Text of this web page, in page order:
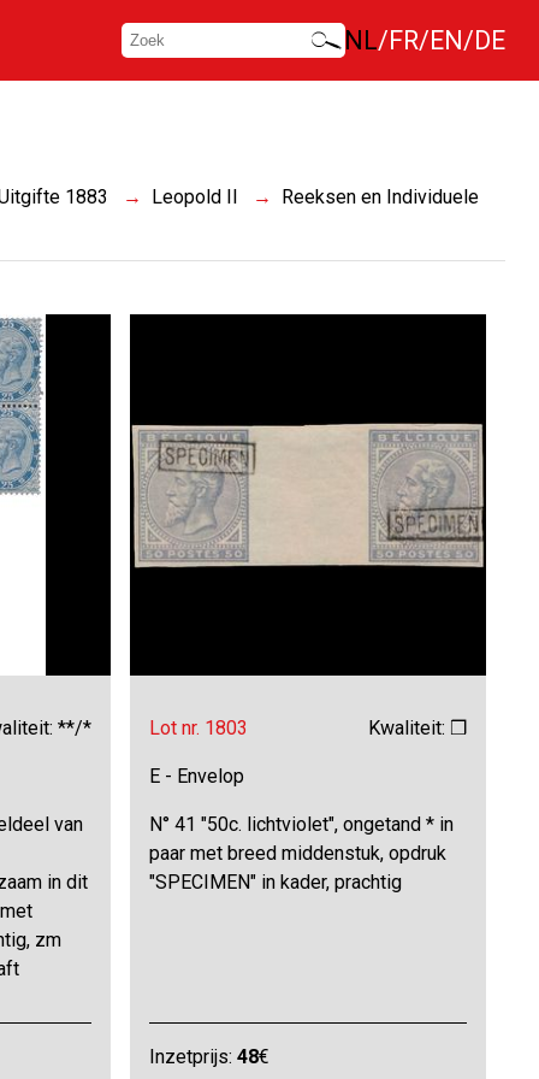
NL FR EN DE
1883 Leopold II
Reeksen en Individuele
**/*
van
in dit
zm
Lot nr. 1803 Kwaliteit: ❒
E - Envelop
N° 41 "50c. lichtviolet", ongetand * in
paar met breed middenstuk, opdruk
"SPECIMEN" in kader, prachtig
Inzetprijs:48€